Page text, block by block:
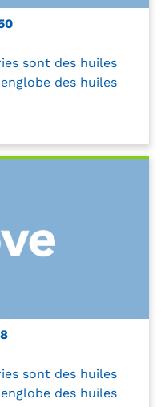
sont des huiles
des huiles
sont des huiles
des huiles